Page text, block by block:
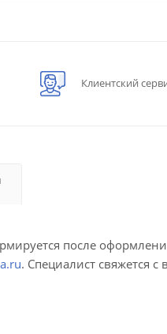
Клиентский
после
. Специалист свяжется